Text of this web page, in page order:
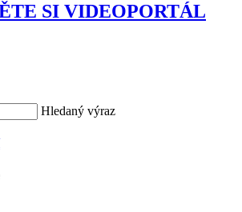
SI VIDEOPORTÁL
Hledaný výraz